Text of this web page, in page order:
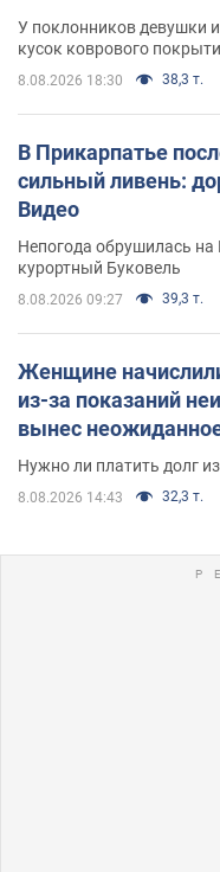
У поклонников девушки
кусок коврового
8.08.2026 18:30 38,3 т.
В Прикарпатье
сильный ливень:
Видео
Непогода обрушилась
курортный Буковель
8.08.2026 09:27 39,3 т.
Женщине
из-за показаний
вынес
Нужно ли платить долг
8.08.2026 14:43 32,3 т.